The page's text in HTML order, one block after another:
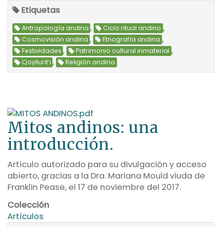
Etiquetas
Antropología andina , Ciclo ritual andino ,
Cosmovisión andina , Etnografía andina ,
Festividades , Patrimonio cultural inmaterial ,
Qoyllurit’i , Religión andina
Mitos andinos: una
introducción.
Artículo autorizado para su divulgación y acceso
abierto, gracias a la Dra. Mariana Mould viuda de
Franklin Pease, el 17 de noviembre del 2017.
Colección
Artículos